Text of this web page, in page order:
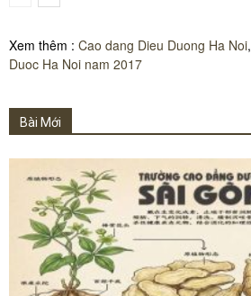
Xem thêm : Cao dang Dieu Duong Ha Noi,
Duoc Ha Noi nam 2017
Bài Mới